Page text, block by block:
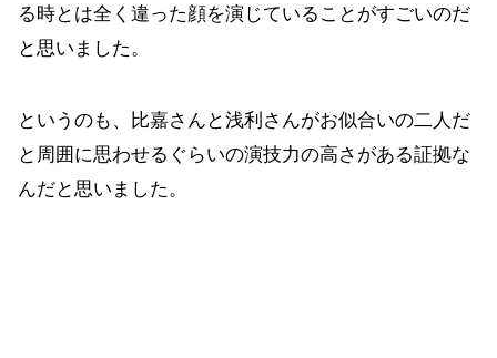
る時とは全く違った顔を演じていることがすごいのだ
と思いました。
というのも、比嘉さんと浅利さんがお似合いの二人だ
と周囲に思わせるぐらいの演技力の高さがある証拠な
んだと思いました。